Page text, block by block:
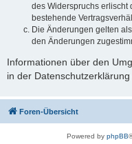
des Widerspruchs erlischt
bestehende
Die Änderungen gelten
den Änderungen
Informationen über den
in der Datenschutzerklärung
Foren-Übersicht
Powered by phpBB